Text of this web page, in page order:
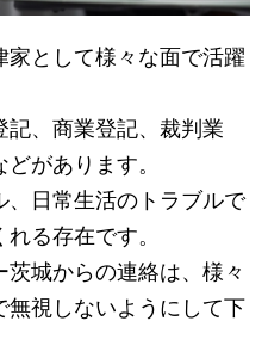
として様々な面で活躍
、商業登記、裁判業
があります。
日常生活のトラブルで
る存在です。
城からの連絡は、様々
無視しないようにして下